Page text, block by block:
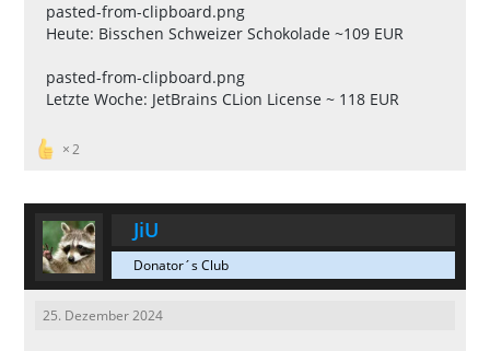
pasted-from-clipboard.png
Heute: Bisschen Schweizer Schokolade ~109 EUR
pasted-from-clipboard.png
Letzte Woche: JetBrains CLion License ~ 118 EUR
2
JiU
Donator´s Club
25. Dezember 2024